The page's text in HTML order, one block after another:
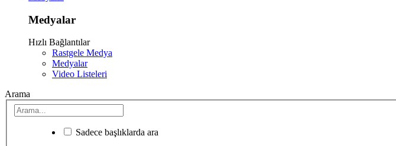
Medyalar
Hızlı Bağlantılar
Rastgele Medya
Medyalar
Video Listeleri
Arama
Sadece başlıklarda ara